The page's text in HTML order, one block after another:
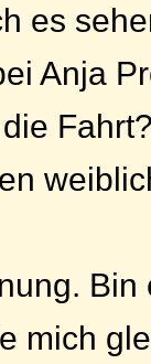
es
Anja
Bin
mich